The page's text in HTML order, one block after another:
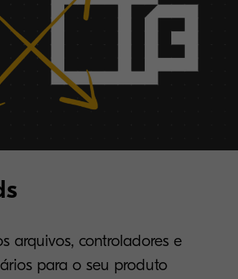
arquivos, controladores e
para o seu produto